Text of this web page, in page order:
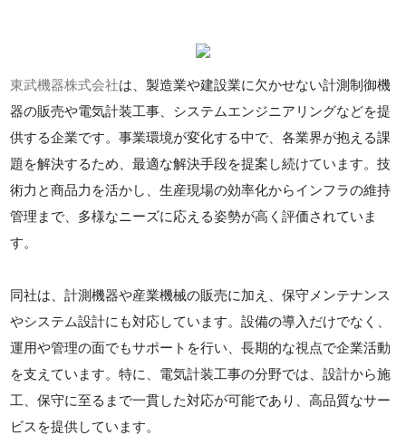
東武機器株式会社は、製造業や建設業に欠かせない計測制御機
器の販売や電気計装工事、システムエンジニアリングなどを提
供する企業です。事業環境が変化する中で、各業界が抱える課
題を解決するため、最適な解決手段を提案し続けています。技
術力と商品力を活かし、生産現場の効率化からインフラの維持
管理まで、多様なニーズに応える姿勢が高く評価されていま
す。
同社は、計測機器や産業機械の販売に加え、保守メンテナンス
やシステム設計にも対応しています。設備の導入だけでなく、
運用や管理の面でもサポートを行い、長期的な視点で企業活動
を支えています。特に、電気計装工事の分野では、設計から施
工、保守に至るまで一貫した対応が可能であり、高品質なサー
ビスを提供しています。